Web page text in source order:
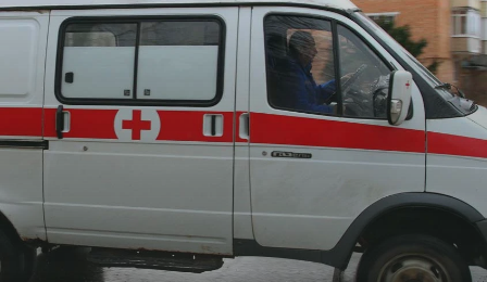
Общество
Погода
Праздники
Происшествия
Спорт
Блоги